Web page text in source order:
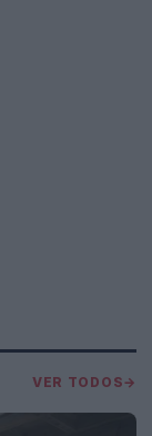
VER TODOS→